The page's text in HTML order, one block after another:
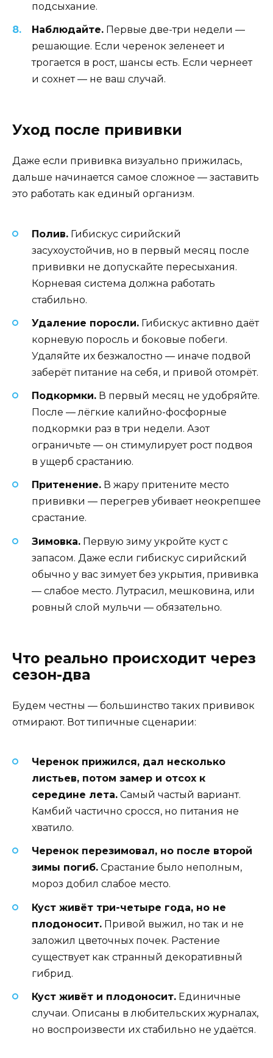
подсыхание.
Наблюдайте. Первые две-три недели —
решающие. Если черенок зеленеет и
трогается в рост, шансы есть. Если чернеет
и сохнет — не ваш случай.
Уход после прививки
Даже если прививка визуально прижилась,
дальше начинается самое сложное — заставить
это работать как единый организм.
Полив. Гибискус сирийский
засухоустойчив, но в первый месяц после
прививки не допускайте пересыхания.
Корневая система должна работать
стабильно.
Удаление поросли. Гибискус активно даёт
корневую поросль и боковые побеги.
Удаляйте их безжалостно — иначе подвой
заберёт питание на себя, и привой отомрёт.
Подкормки. В первый месяц не удобряйте.
После — лёгкие калийно-фосфорные
подкормки раз в три недели. Азот
ограничьте — он стимулирует рост подвоя
в ущерб срастанию.
Притенение. В жару притените место
прививки — перегрев убивает неокрепшее
срастание.
Зимовка. Первую зиму укройте куст с
запасом. Даже если гибискус сирийский
обычно у вас зимует без укрытия, прививка
— слабое место. Лутрасил, мешковина, или
ровный слой мульчи — обязательно.
Что реально происходит через
сезон-два
Будем честны — большинство таких прививок
отмирают. Вот типичные сценарии:
Черенок прижился, дал несколько
листьев, потом замер и отсох к
середине лета. Самый частый вариант.
Камбий частично сросся, но питания не
хватило.
Черенок перезимовал, но после второй
зимы погиб. Срастание было неполным,
мороз добил слабое место.
Куст живёт три-четыре года, но не
плодоносит. Привой выжил, но так и не
заложил цветочных почек. Растение
существует как странный декоративный
гибрид.
Куст живёт и плодоносит. Единичные
случаи. Описаны в любительских журналах,
но воспроизвести их стабильно не удаётся.